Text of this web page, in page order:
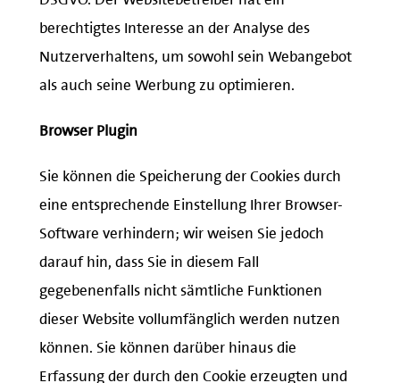
berechtigtes Interesse an der Analyse des
Nutzerverhaltens, um sowohl sein Webangebot
als auch seine Werbung zu optimieren.
Browser Plugin
Sie können die Speicherung der Cookies durch
eine entsprechende Einstellung Ihrer Browser-
Software verhindern; wir weisen Sie jedoch
darauf hin, dass Sie in diesem Fall
gegebenenfalls nicht sämtliche Funktionen
dieser Website vollumfänglich werden nutzen
können. Sie können darüber hinaus die
Erfassung der durch den Cookie erzeugten und